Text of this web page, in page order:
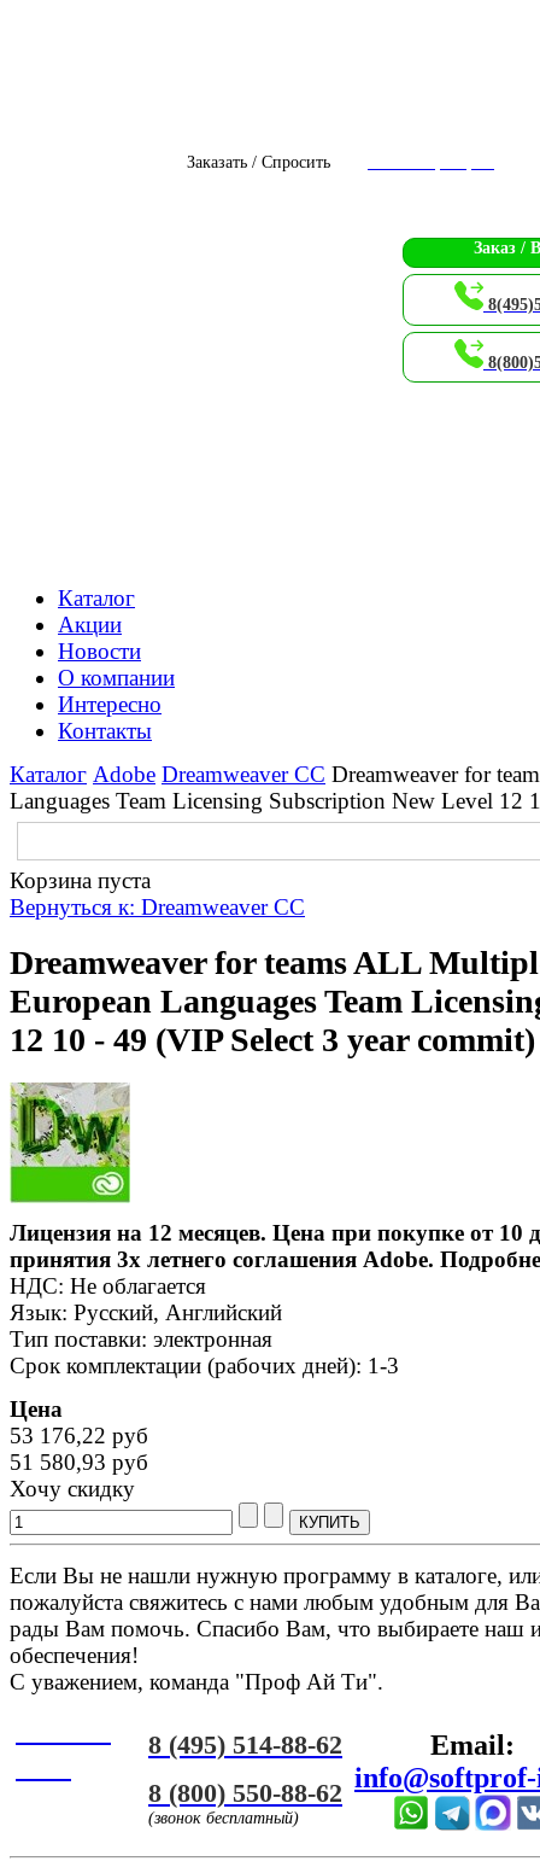
Заказать / Спросить
Заказ /
Каталог
Акции
Новости
О компании
Интересно
Контакты
Каталог Adobe Dreamweaver CC Dreamweaver for
Languages Team Licensing Subscription New Level 12
Корзина пуста
Вернуться к: Dreamweaver CC
Dreamweaver for teams ALL
European Languages Team
12 10 - 49 (VIP Select 3 year commit)
Лицензия на 12 месяцев. Цена при покупке от 10
принятия 3х летнего соглашения Adobe.
НДС: Не облагается
Язык: Русский, Английский
Тип поставки: электронная
Срок комплектации (рабочих дней): 1-3
Цена
53 176,22 руб
51 580,93 руб
Хочу скидку
Если Вы не нашли нужную программу в каталоге,
пожалуйста свяжитесь с нами любым удобным для
рады Вам помочь. Спасибо Вам, что выбираете наш
обеспечения!
С уважением, команда "Проф Ай Ти".
8 (495) 514-88-62
8 (800) 550-88-62
(звонок бесплатный)
Email: